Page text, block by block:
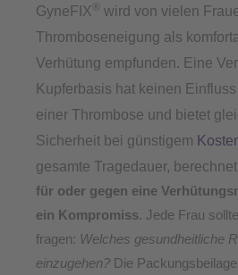
GyneFIX ® wird von vielen
Thromboseneigung als
Verhütung empfunden. Eine
Kupferbasis hat keinen
einer Thrombose und bietet
Sicherheit bei günstigem
gesamte Tragedauer,
für oder gegen eine
ein Kompromiss. Jede Frau
fragen: Welches gesundheitliche
einzugehen? Die